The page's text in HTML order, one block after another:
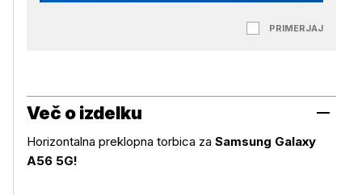
PRIMERJAJ
Več o izdelku
Horizontalna preklopna torbica za Samsung Galaxy
A56 5G!